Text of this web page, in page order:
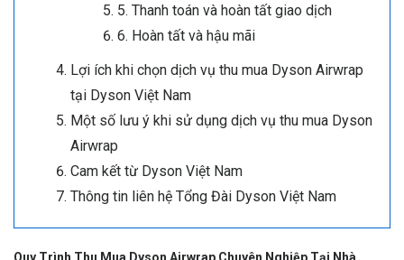
5. Thanh toán và hoàn tất giao dịch
6. Hoàn tất và hậu mãi
Lợi ích khi chọn dịch vụ thu mua Dyson Airwrap
tại Dyson Việt Nam
Một số lưu ý khi sử dụng dịch vụ thu mua Dyson
Airwrap
Cam kết từ Dyson Việt Nam
Thông tin liên hệ Tổng Đài Dyson Việt Nam